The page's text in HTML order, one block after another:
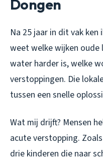
Dongen
Na 25 jaar in dit vak
weet welke wijken oude
water harder is, welke
verstoppingen. Die
tussen een snelle
Wat mij drijft? Mensen
acute verstopping.
drie kinderen die naar